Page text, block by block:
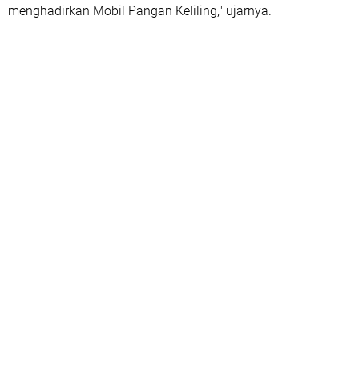
menghadirkan Mobil Pangan Keliling," ujarnya.